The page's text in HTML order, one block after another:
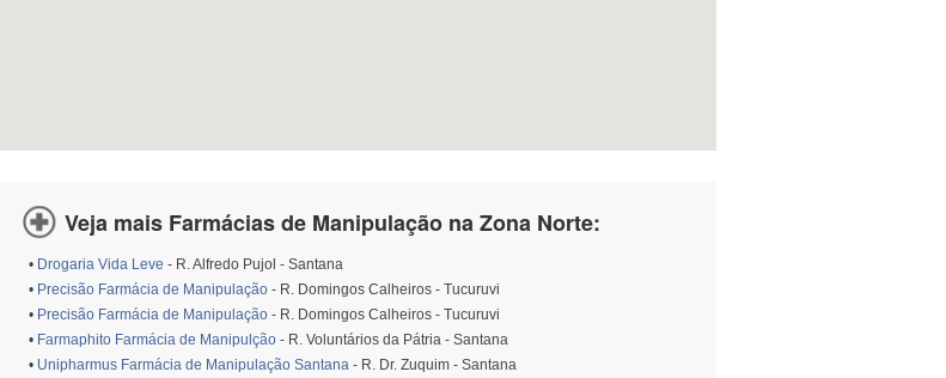
Veja mais Farmácias de Manipulação na Zona Norte:
• Drogaria Vida Leve - R. Alfredo Pujol - Santana
• Precisão Farmácia de Manipulação - R. Domingos Calheiros - Tucuruvi
• Precisão Farmácia de Manipulação - R. Domingos Calheiros - Tucuruvi
• Farmaphito Farmácia de Manipulção - R. Voluntários da Pátria - Santana
• Unipharmus Farmácia de Manipulação Santana - R. Dr. Zuquim - Santana